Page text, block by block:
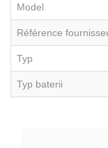
Model
Référence
Typ
Typ baterii